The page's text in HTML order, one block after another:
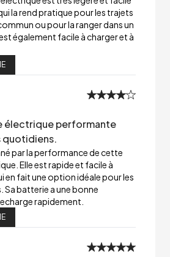
la rend pratique pour les trajets
ou pour la ranger dans un
également facile à charger et à
électrique performante
quotidiens.
par la performance de cette
Elle est rapide et facile à
en fait une option idéale pour les
batterie a une bonne
rapidement.